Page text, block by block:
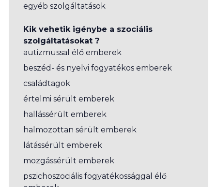
egyéb szolgáltatások
Kik vehetik igénybe a szociális
szolgáltatásokat ?
autizmussal élő emberek
beszéd- és nyelvi fogyatékos emberek
családtagok
értelmi sérült emberek
hallássérült emberek
halmozottan sérült emberek
látássérült emberek
mozgássérült emberek
pszichoszociális fogyatékossággal élő